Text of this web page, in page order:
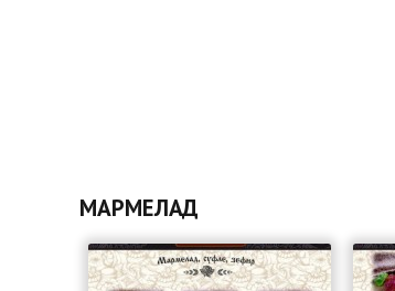
МАРМЕЛАД